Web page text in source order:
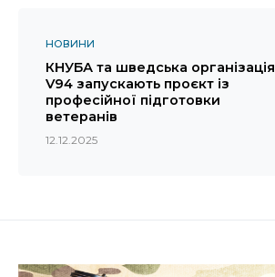
НОВИНИ
КНУБА та шведська організація
V94 запускають проєкт із
професійної підготовки
ветеранів
12.12.2025